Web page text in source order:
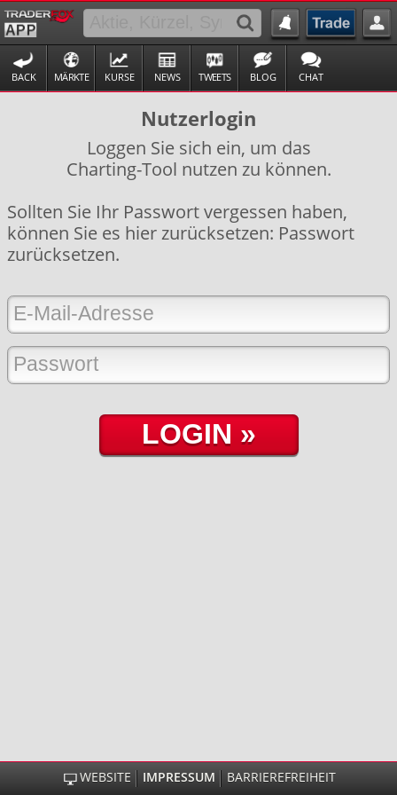
BACK MÄRKTE KURSE NEWS TWEETS BLOG CHAT
Nutzerlogin
Loggen Sie sich ein, um das
Charting-Tool nutzen zu können.
Sollten Sie Ihr Passwort vergessen haben,
können Sie es hier zurücksetzen: Passwort
zurücksetzen.
WEBSITE IMPRESSUM BARRIEREFREIHEIT